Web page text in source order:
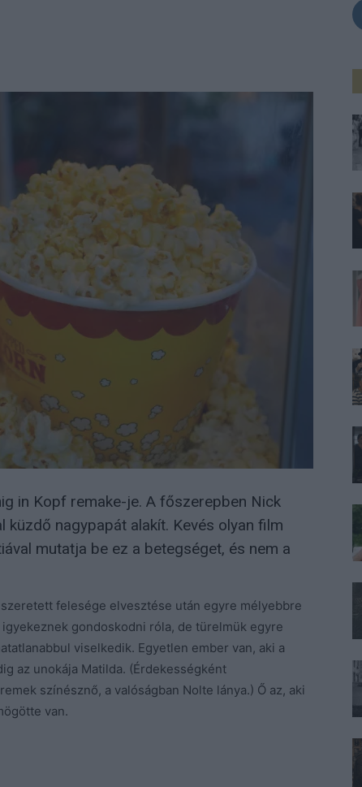
in Kopf remake-je. A főszerepben Nick
küzdő nagypapát alakít. Kevés olyan film
mutatja be ez a betegséget, és nem a
felesége elvesztése után egyre mélyebbre
gondoskodni róla, de türelmük egyre
viselkedik. Egyetlen ember van, aki a
az unokája Matilda. (Érdekességként
színésznő, a valóságban Nolte lánya.) Ő az, aki
van.